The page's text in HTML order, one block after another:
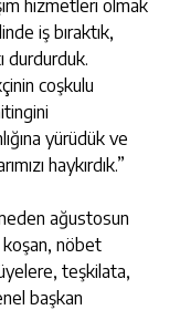
hizmetleri olmak
iş bıraktık,
durdurduk.
coşkulu
yürüdük ve
haykırdık.”
ağustosun
koşan, nöbet
teşkilata,
başkan